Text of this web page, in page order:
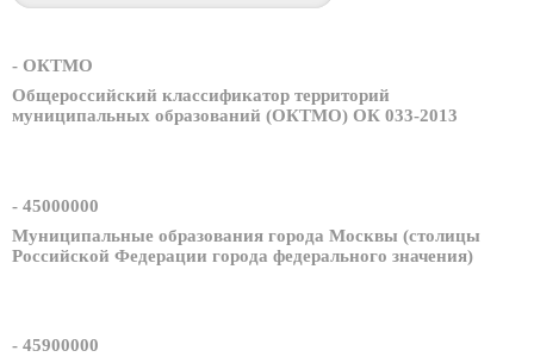
- ОКТМО
Общероссийский классификатор территорий
муниципальных образований (ОКТМО) ОК 033-2013
- 45000000
Муниципальные образования города Москвы (столицы
Российской Федерации города федерального значения)
- 45900000